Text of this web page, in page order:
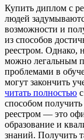
Купить диплoм с
людей
возможности и
из способов
реестром. Однако,
можно легальным
проблемами в
могут закончить
читать полностью
способом
реестром — это
образование и
знаний. Получить